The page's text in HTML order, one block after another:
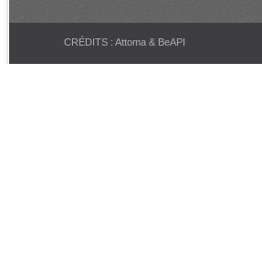
CRÉDITS : Attoma & BeAPI